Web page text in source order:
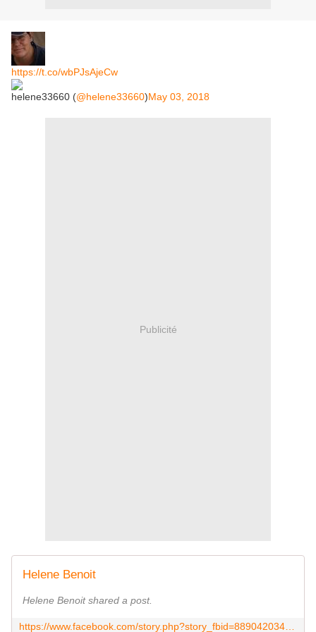
https://t.co/wbPJsAjeCw
helene33660 (@helene33660)May 03, 2018
Publicité
Helene Benoit
Helene Benoit shared a post.